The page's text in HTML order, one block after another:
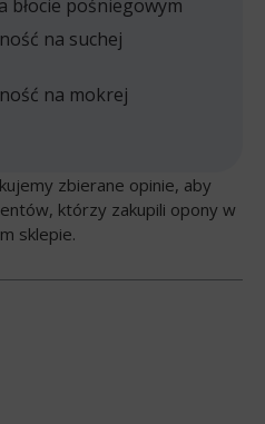
błocie pośniegowym
na suchej
na mokrej
zbierane opinie, aby
którzy zakupili opony w
sklepie.